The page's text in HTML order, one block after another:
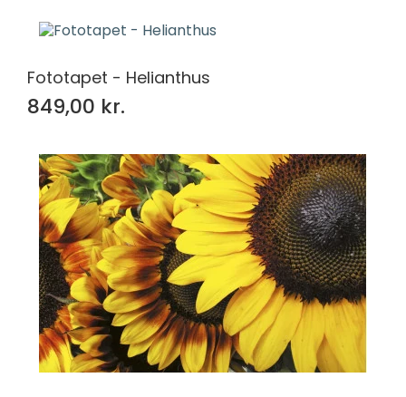
Fototapet - Helianthus
849,00 kr.